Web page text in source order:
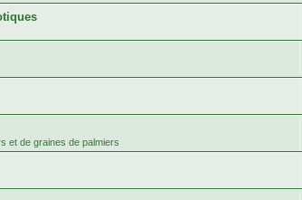
et de graines de palmiers